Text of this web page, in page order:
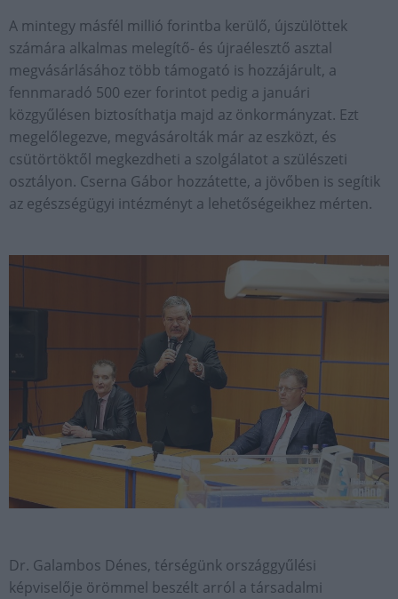
A mintegy másfél millió forintba kerülő, újszülöttek
számára alkalmas melegítő- és újraélesztő asztal
megvásárlásához több támogató is hozzájárult, a
fennmaradó 500 ezer forintot pedig a januári
közgyűlésen biztosíthatja majd az önkormányzat. Ezt
megelőlegezve, megvásárolták már az eszközt, és
csütörtöktől megkezdheti a szolgálatot a szülészeti
osztályon. Cserna Gábor hozzátette, a jövőben is segítik
az egészségügyi intézményt a lehetőségeikhez mérten.
Dr. Galambos Dénes, térségünk országgyűlési
képviselője örömmel beszélt arról a társadalmi